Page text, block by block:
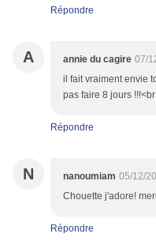
Répondre
A annie du cagire 07/
il fait vraiment envie
pas faire 8 jours
Répondre
N nanoumiam 05/12/
Chouette j'adore!
Répondre